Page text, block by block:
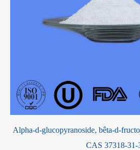
Alpha-d-glucopyranoside, bêta-d-
CAS 37318-31-